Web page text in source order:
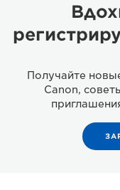
Получайте
Canon,